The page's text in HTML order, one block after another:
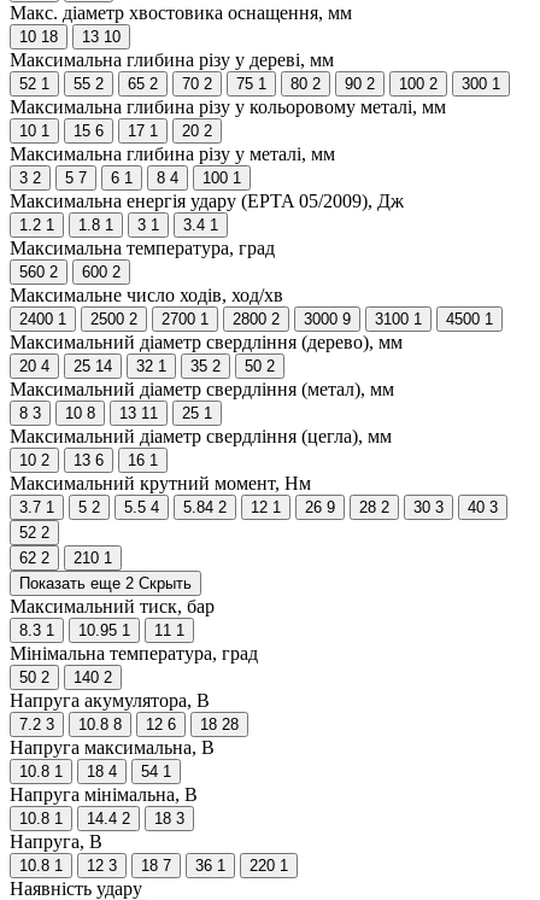
Макс. діаметр хвостовика оснащення, мм
10 18 13 10
Максимальна глибина різу у дереві, мм
52 1 55 2 65 2 70 2 75 1 80 2 90 2 100 2 300 1
Максимальна глибина різу у кольоровому металі, мм
10 1 15 6 17 1 20 2
Максимальна глибина різу у металі, мм
3 2 5 7 6 1 8 4 100 1
Максимальна енергія удару (EPTA 05/2009), Дж
1.2 1 1.8 1 3 1 3.4 1
Максимальна температура, град
560 2 600 2
Максимальне число ходів, ход/хв
2400 1 2500 2 2700 1 2800 2 3000 9 3100 1 4500 1
Максимальний діаметр свердління (дерево), мм
20 4 25 14 32 1 35 2 50 2
Максимальний діаметр свердління (метал), мм
8 3 10 8 13 11 25 1
Максимальний діаметр свердління (цегла), мм
10 2 13 6 16 1
Максимальний крутний момент, Нм
3.7 1 5 2 5.5 4 5.84 2 12 1 26 9 28 2 30 3 40 3
52 2
62 2 210 1
Показать еще 2 Скрыть
Максимальний тиск, бар
8.3 1 10.95 1 11 1
Мінімальна температура, град
50 2 140 2
Напруга акумулятора, В
7.2 3 10.8 8 12 6 18 28
Напруга максимальна, В
10.8 1 18 4 54 1
Напруга мінімальна, В
10.8 1 14.4 2 18 3
Напруга, В
10.8 1 12 3 18 7 36 1 220 1
Наявність удару